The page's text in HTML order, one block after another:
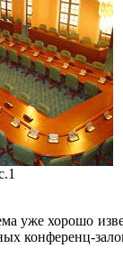
уже хорошо
конференц-